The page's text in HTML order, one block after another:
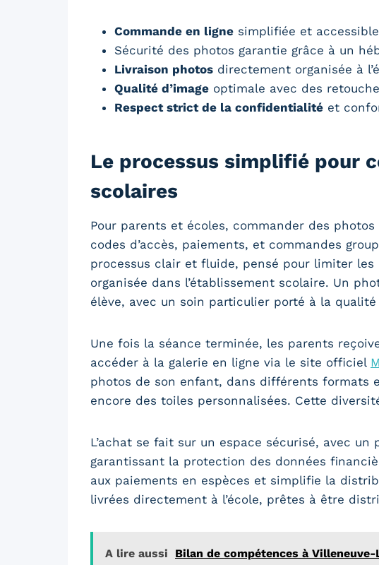
Commande en ligne simplifiée et
Sécurité des photos garantie grâce à un
Livraison photos directement organisée à
Qualité d’image optimale avec des
Respect strict de la confidentialité et
Le processus simplifié pour
scolaires
Pour parents et écoles, commander des
codes d’accès, paiements, et commandes
processus clair et fluide, pensé pour limiter
organisée dans l’établissement scolaire. Un
élève, avec un soin particulier porté à la
Une fois la séance terminée, les parents
accéder à la galerie en ligne via le site officiel
photos de son enfant, dans différents formats
encore des toiles personnalisées. Cette
L’achat se fait sur un espace sécurisé, avec
garantissant la protection des données
aux paiements en espèces et simplifie la
livrées directement à l’école, prêtes à être
A lire aussi Bilan de compétences à